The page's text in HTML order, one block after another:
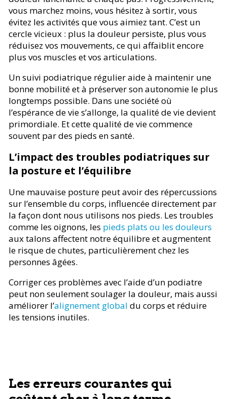
vous marchez moins, vous hésitez à sortir, vous
évitez les activités que vous aimiez tant. C’est un
cercle vicieux : plus la douleur persiste, plus vous
réduisez vos mouvements, ce qui affaiblit encore
plus vos muscles et vos articulations.
Un suivi podiatrique régulier aide à maintenir une
bonne mobilité et à préserver son autonomie le plus
longtemps possible. Dans une société où
l’espérance de vie s’allonge, la qualité de vie devient
primordiale. Et cette qualité de vie commence
souvent par des pieds en santé.
L’impact des troubles podiatriques sur
la posture et l’équilibre
Une mauvaise posture peut avoir des répercussions
sur l’ensemble du corps, influencée directement par
la façon dont nous utilisons nos pieds. Les troubles
comme les oignons, les pieds plats ou les douleurs
aux talons affectent notre équilibre et augmentent
le risque de chutes, particulièrement chez les
personnes âgées.
Corriger ces problèmes avec l’aide d’un podiatre
peut non seulement soulager la douleur, mais aussi
améliorer l’alignement global du corps et réduire
les tensions inutiles.
Les erreurs courantes qui